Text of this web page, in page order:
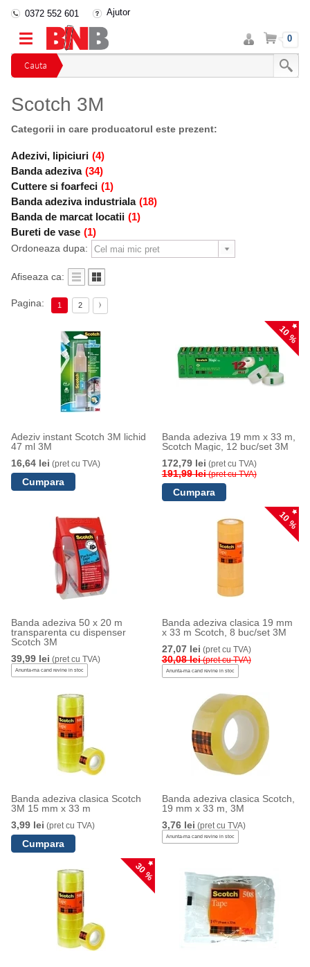
Cauta
0372 552 601 Ajutor
Intra
in
cont
Cos 0
Scotch 3M
Categorii in care producatorul este prezent:
Adezivi, lipiciuri (4)
Banda adeziva (34)
Cuttere si foarfeci (1)
Banda adeziva industriala (18)
Banda de marcat locatii (1)
Bureti de vase (1)
Ordoneaza dupa:
Afiseaza ca:
Pagina: 1 2
Adeziv instant Scotch 3M lichid
47 ml 3M
16,64 lei (pret cu TVA)
10 %
Banda adeziva 19 mm x 33 m,
Scotch Magic, 12 buc/set 3M
172,79 lei (pret cu TVA)
191,99 lei(pret cu TVA)
Banda adeziva 50 x 20 m
transparenta cu dispenser
Scotch 3M
39,99 lei (pret cu TVA)
Anunta-ma cand revine in stoc
10 %
Banda adeziva clasica 19 mm
x 33 m Scotch, 8 buc/set 3M
27,07 lei (pret cu TVA)
30,08 lei(pret cu TVA)
Anunta-ma cand revine in stoc
Banda adeziva clasica Scotch
3M 15 mm x 33 m
3,99 lei (pret cu TVA)
Banda adeziva clasica Scotch,
19 mm x 33 m, 3M
3,76 lei (pret cu TVA)
Anunta-ma cand revine in stoc
30 %